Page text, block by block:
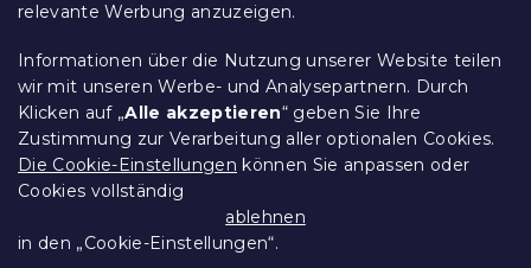
relevante Werbung anzuzeigen.
Informationen über die Nutzung unserer Website teilen
wir mit unseren Werbe- und Analysepartnern. Durch
Klicken auf „Alle akzeptieren“ geben Sie Ihre
Zustimmung zur Verarbeitung aller optionalen Cookies.
Die Cookie-Einstellungen können Sie anpassen oder
Cookies vollständig
ablehnen
in den „Cookie-Einstellungen“.
Krepp-Bettwäsche ASTORIA POLY
cremefarbig
Auf Lager(>10 Stücke)